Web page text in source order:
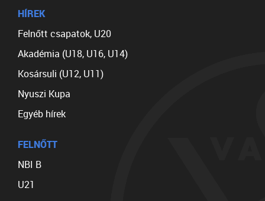
HÍREK
Felnőtt csapatok, U20
Akadémia (U18, U16, U14)
Kosársuli (U12, U11)
Nyuszi Kupa
Egyéb hírek
FELNŐTT
NBI B
U21